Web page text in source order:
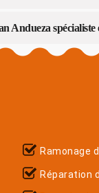
Andueza
Ramonage
Réparation